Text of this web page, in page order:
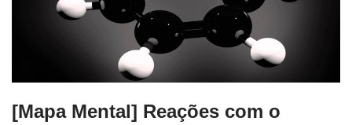
[Mapa Mental] Reações com o